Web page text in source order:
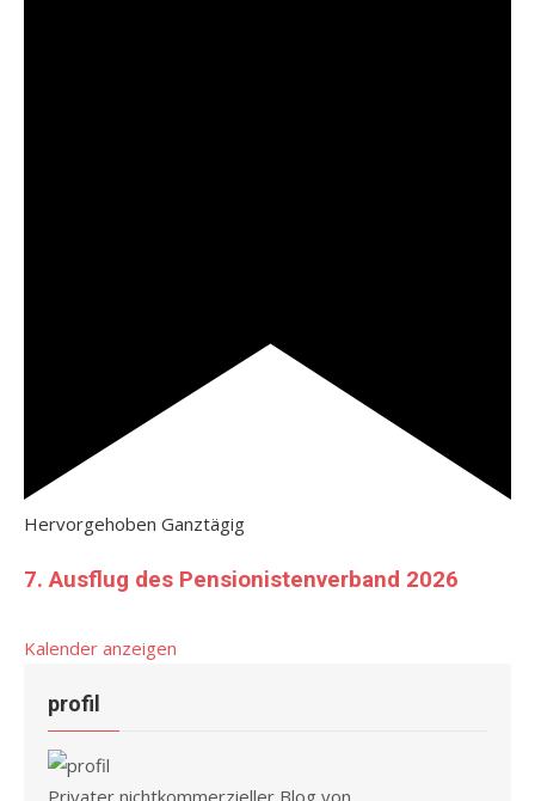
Hervorgehoben Ganztägig
7. Ausflug des Pensionistenverband 2026
Kalender anzeigen
profil
Privater nichtkommerzieller Blog von